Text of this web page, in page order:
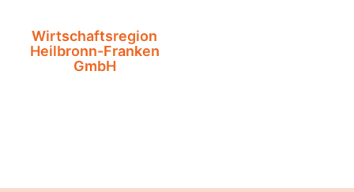
Wirtschaftsregion
Heilbronn-Franken
GmbH